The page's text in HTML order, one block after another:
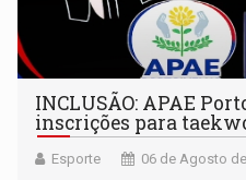
INCLUSÃO: APAE
inscrições para
Esporte 06 de Agosto